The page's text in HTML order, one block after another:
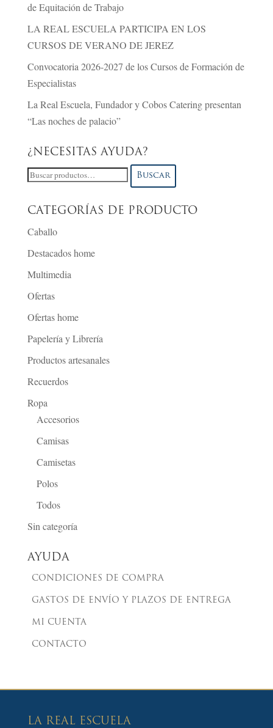
de Equitación de Trabajo
LA REAL ESCUELA PARTICIPA EN LOS
CURSOS DE VERANO DE JEREZ
Convocatoria 2026-2027 de los Cursos de Formación de
Especialistas
La Real Escuela, Fundador y Cobos Catering presentan
“Las noches de palacio”
¿NECESITAS AYUDA?
Buscar
Buscar
CATEGORÍAS DE PRODUCTO
Caballo
Destacados home
Multimedia
Ofertas
Ofertas home
Papelería y Librería
Productos artesanales
Recuerdos
Ropa
Accesorios
Camisas
Camisetas
Polos
Todos
Sin categoría
AYUDA
CONDICIONES DE COMPRA
GASTOS DE ENVÍO Y PLAZOS DE ENTREGA
MI CUENTA
CONTACTO
LA REAL ESCUELA